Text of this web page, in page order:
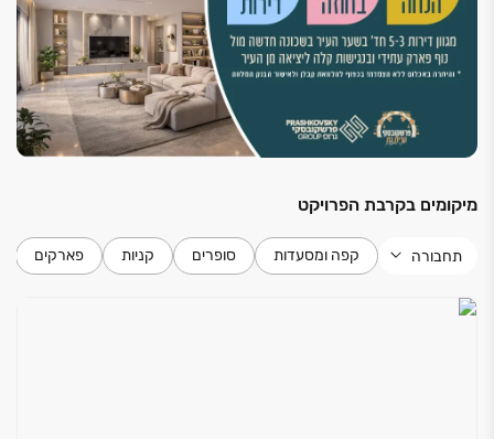
ארונות מטבח עליונים ותחתונים
יחידת בילד-אין הכוללת ארונית למיקרוגל ותנור
בילד-אין
כיור בהתקנה שטוחה
הכנה למדיח כלים
ברז מטבח איכותי נשלף
נקודת גז
מיקומים בקרבת הפרויקט
תחבורה קפה ומסעדות סופרים קניות פארקים